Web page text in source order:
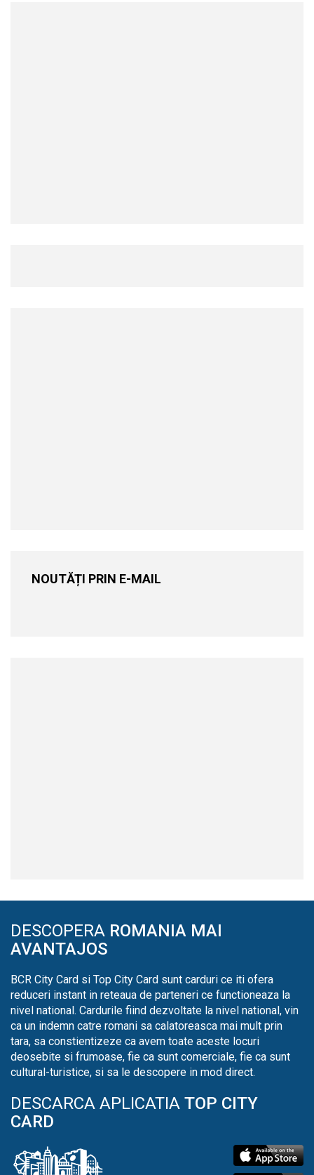
NOUTĂȚI PRIN E-MAIL
DESCOPERA ROMANIA MAI
AVANTAJOS
BCR City Card si Top City Card sunt carduri ce iti ofera
reduceri instant in reteaua de parteneri ce functioneaza la
nivel national. Cardurile fiind dezvoltate la nivel national, vin
ca un indemn catre romani sa calatoreasca mai mult prin
tara, sa constientizeze ca avem toate aceste locuri
deosebite si frumoase, fie ca sunt comerciale, fie ca sunt
cultural-turistice, si sa le descopere in mod direct.
DESCARCA APLICATIA TOP CITY
CARD